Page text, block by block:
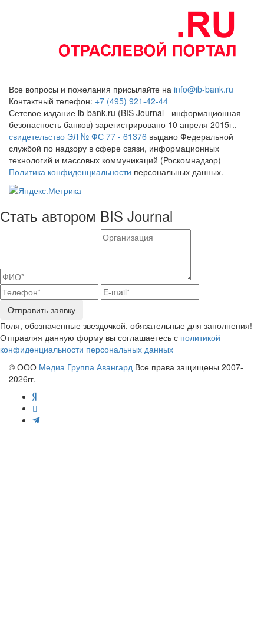
Все вопросы и пожелания присылайте на info@ib-bank.ru
Контактный телефон: +7 (495) 921-42-44
Сетевое издание ib-bank.ru (BIS Journal - информационная
безопасность банков) зарегистрировано 10 апреля 2015г.,
свидетельство ЭЛ № ФС 77 - 61376 выдано Федеральной
службой по надзору в сфере связи, информационных
технологий и массовых коммуникаций (Роскомнадзор)
Политика конфиденциальности персональных данных.
Стать автором BIS Journal
Отправить заявку
Поля, обозначенные звездочкой, обязательные для заполнения!
Отправляя данную форму вы соглашаетесь с политикой
конфиденциальности персональных данных
© ООО Медиа Группа Авангард Все права защищены 2007-
2026гг.